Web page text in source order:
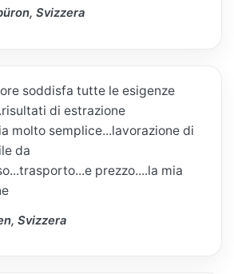
Svizzera
soddisfa tutte le esigenze
di estrazione
molto semplice...lavorazione di
da
prezzo....la mia
Svizzera